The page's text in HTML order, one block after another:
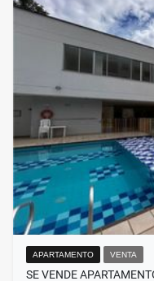
APARTAMENTO VENTA
SE VENDE